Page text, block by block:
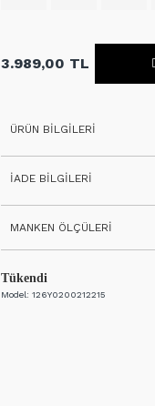
Tükendi
Model: 126Y0200212215
3.989,00 TL
ÜRÜN BILGILERI
İADE BILGILERI
MANKEN ÖLÇÜLERI